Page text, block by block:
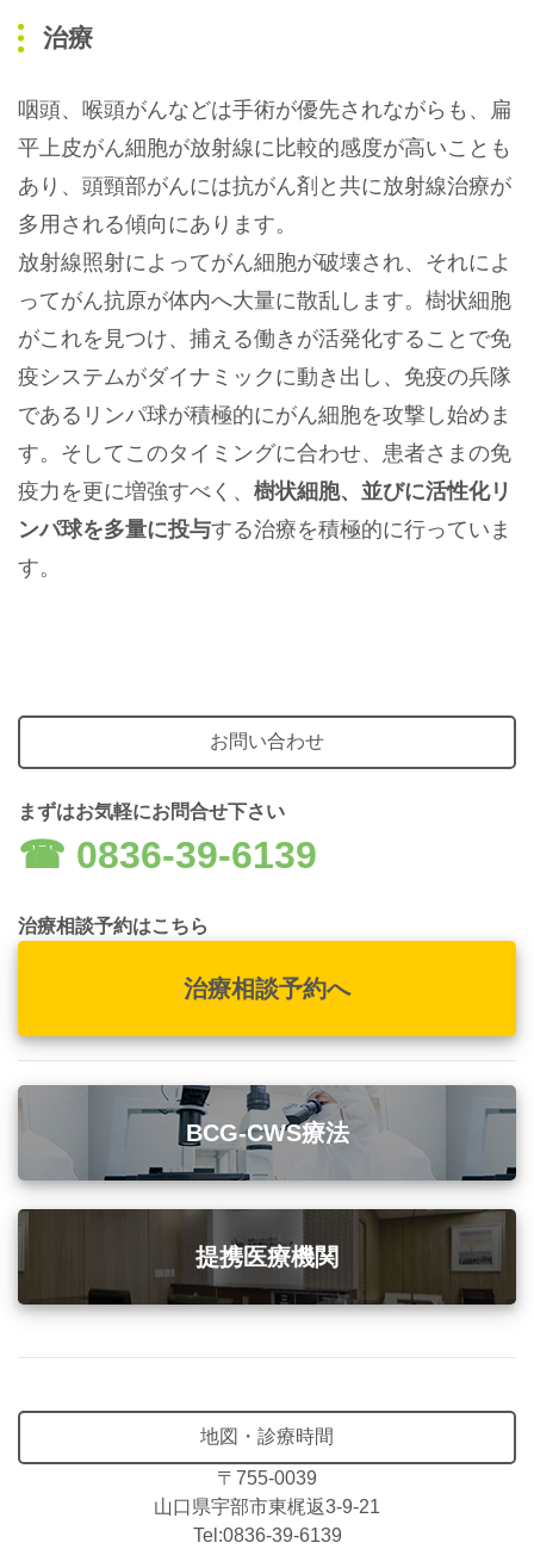
治療
咽頭、喉頭がんなどは手術が優先されながらも、扁
平上皮がん細胞が放射線に比較的感度が高いことも
あり、頭頸部がんには抗がん剤と共に放射線治療が
多用される傾向にあります。
放射線照射によってがん細胞が破壊され、それによ
ってがん抗原が体内へ大量に散乱します。樹状細胞
がこれを見つけ、捕える働きが活発化することで免
疫システムがダイナミックに動き出し、免疫の兵隊
であるリンパ球が積極的にがん細胞を攻撃し始めま
す。そしてこのタイミングに合わせ、患者さまの免
疫力を更に増強すべく、 樹状細胞、並びに活性化リ
ンパ球を多量に投与する治療を積極的に行っていま
す。
お問い合わせ
まずはお気軽にお問合せ下さい
☎︎ 0836-39-6139
治療相談予約はこちら
治療相談予約へ
BCG-CWS療法
提携医療機関
地図・診療時間
〒755-0039
山口県宇部市東梶返3-9-21
Tel:0836-39-6139